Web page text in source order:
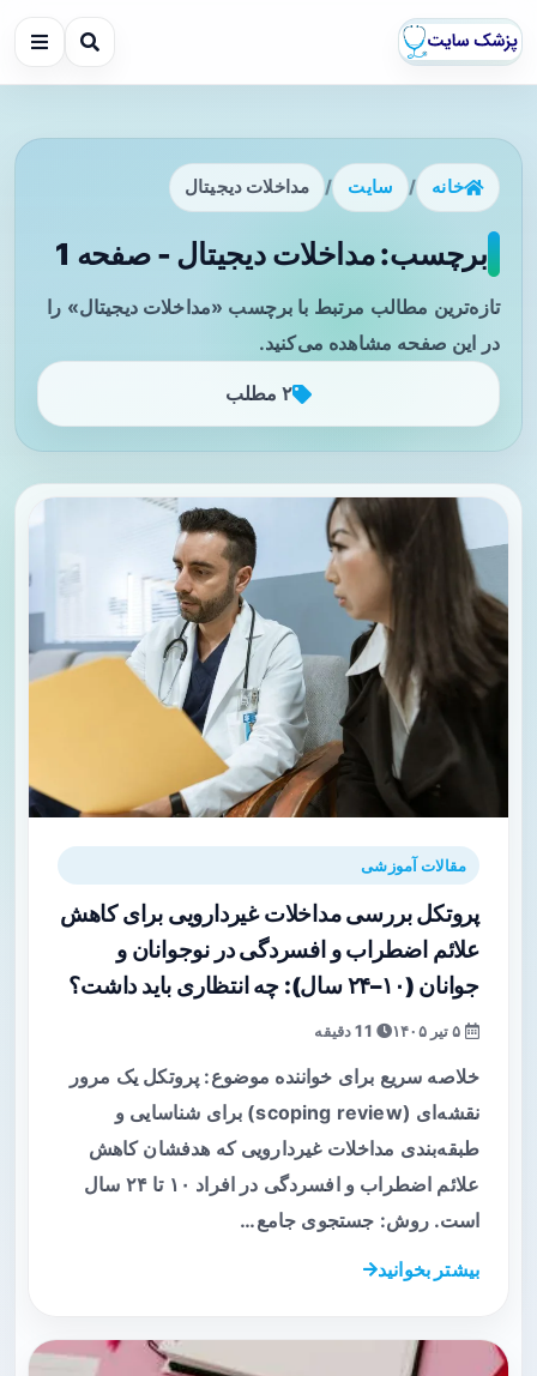
خانه / سایت / مداخلات دیجیتال
برچسب: مداخلات دیجیتال - صفحه 1
تازه‌ترین مطالب مرتبط با برچسب «مداخلات دیجیتال» را
در این صفحه مشاهده می‌کنید.
۲ مطلب
مقالات آموزشی
پروتکل بررسی مداخلات غیردارویی برای کاهش
علائم اضطراب و افسردگی در نوجوانان و
جوانان (۱۰–۲۴ سال): چه انتظاری باید داشت؟
خلاصه سریع برای خواننده موضوع: پروتکل یک مرور
نقشه‌ای (scoping review) برای شناسایی و
طبقه‌بندی مداخلات غیردارویی که هدفشان کاهش
علائم اضطراب و افسردگی در افراد ۱۰ تا ۲۴ سال
است. روش: جستجوی جامع…
بیشتر بخوانید